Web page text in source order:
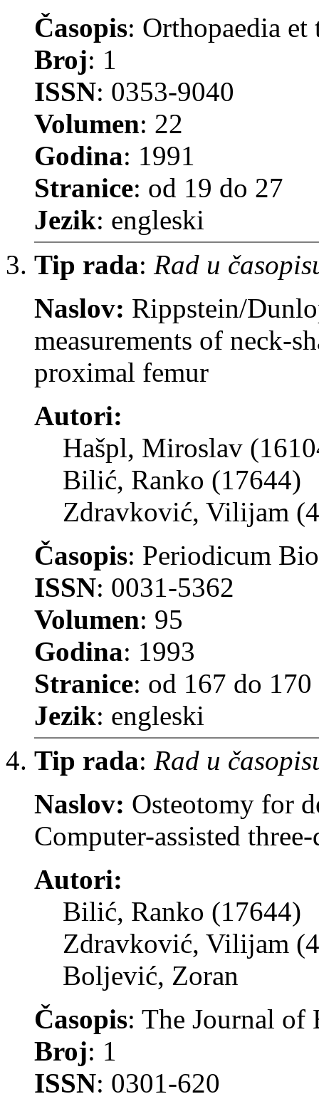
Časopis: Orthopaedia
Broj: 1
ISSN: 0353-9040
Volumen: 22
Godina: 1991
Stranice: od 19 do 27
Jezik: engleski
Tip rada: Rad u
Naslov: Rippstein/
measurements of neck-
proximal femur
Autori:
Hašpl, Miroslav
Bilić, Ranko (17644)
Zdravković, Vilijam
Časopis: Periodicum
ISSN: 0031-5362
Volumen: 95
Godina: 1993
Stranice: od 167 do 170
Jezik: engleski
Tip rada: Rad u
Naslov: Osteotomy for
Computer-assisted
Autori:
Bilić, Ranko (17644)
Zdravković, Vilijam
Boljević, Zoran
Časopis: The Journal of
Broj: 1
ISSN: 0301-620